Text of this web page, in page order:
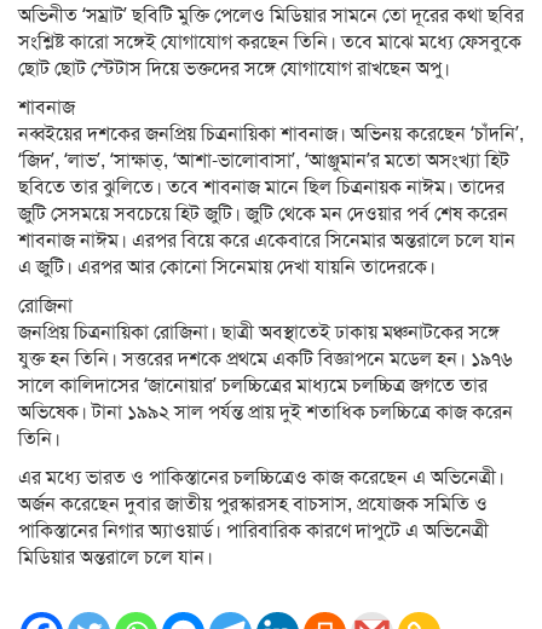
অভিনীত ‘সম্রাট’ ছবিটি মুক্তি পেলেও মিডিয়ার সামনে তো দূরের কথা ছবির
সংশ্লিষ্ট কারো সঙ্গেই যোগাযোগ করছেন তিনি। তবে মাঝে মধ্যে ফেসবুকে
ছোট ছোট স্টেটাস দিয়ে ভক্তদের সঙ্গে যোগাযোগ রাখছেন অপু।
শাবনাজ
নব্বইয়ের দশকের জনপ্রিয় চিত্রনায়িকা শাবনাজ। অভিনয় করেছেন ‘চাঁদনি’,
‘জিদ’, ‘লাভ’, ‘সাক্ষাত্, ‘আশা-ভালোবাসা’, ‘আঞ্জুমান’র মতো অসংখ্যা হিট
ছবিতে তার ঝুলিতে। তবে শাবনাজ মানে ছিল চিত্রনায়ক নাঈম। তাদের
জুটি সেসময়ে সবচেয়ে হিট জুটি। জুটি থেকে মন দেওয়ার পর্ব শেষ করেন
শাবনাজ নাঈম। এরপর বিয়ে করে একেবারে সিনেমার অন্তরালে চলে যান
এ জুটি। এরপর আর কোনো সিনেমায় দেখা যায়নি তাদেরকে।
রোজিনা
জনপ্রিয় চিত্রনায়িকা রোজিনা। ছাত্রী অবস্থাতেই ঢাকায় মঞ্চনাটকের সঙ্গে
যুক্ত হন তিনি। সত্তরের দশকে প্রথমে একটি বিজ্ঞাপনে মডেল হন। ১৯৭৬
সালে কালিদাসের ‘জানোয়ার’ চলচ্চিত্রের মাধ্যমে চলচ্চিত্র জগতে তার
অভিষেক। টানা ১৯৯২ সাল পর্যন্ত প্রায় দুই শতাধিক চলচ্চিত্রে কাজ করেন
তিনি।
এর মধ্যে ভারত ও পাকিস্তানের চলচ্চিত্রেও কাজ করেছেন এ অভিনেত্রী।
অর্জন করেছেন দুবার জাতীয় পুরস্কারসহ বাচসাস, প্রযোজক সমিতি ও
পাকিস্তানের নিগার অ্যাওয়ার্ড। পারিবারিক কারণে দাপুটে এ অভিনেত্রী
মিডিয়ার অন্তরালে চলে যান।